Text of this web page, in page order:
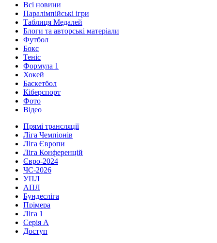
Всі новини
Паралімпійські ігри
Таблиця Медалей
Блоги та авторські матеріали
Футбол
Бокс
Теніс
Формула 1
Хокей
Баскетбол
Кіберспорт
Фото
Відео
Прямі трансляції
Ліга Чемпіонів
Ліга Європи
Ліга Конференцій
Євро-2024
ЧС-2026
УПЛ
АПЛ
Бундесліга
Прімера
Ліга 1
Серія А
Доступ